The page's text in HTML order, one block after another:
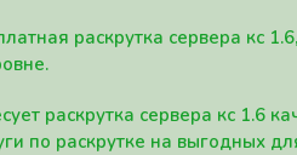
раскрутка сервера кс
раскрутка сервера кс 1.6
по раскрутке на выгодных